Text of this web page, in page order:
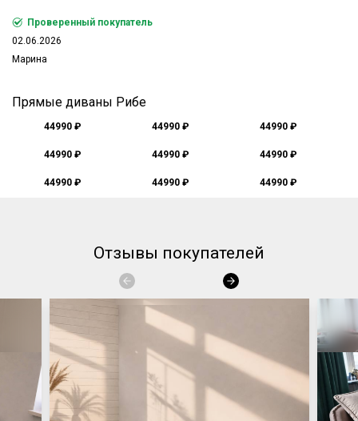
Проверенный покупатель
02.06.2026
Марина
Прямые диваны Рибе
44990 ₽ 44990 ₽ 44990 ₽
44990 ₽ 44990 ₽ 44990 ₽
44990 ₽ 44990 ₽ 44990 ₽
Отзывы покупателей